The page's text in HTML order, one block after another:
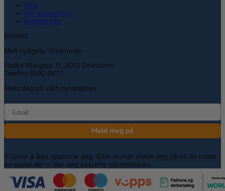
FAQ
Om KanonCon
Kontakt oss
Kontakt
Midt i gågata i Drammen
Nedre Storgate 11, 3015 Drammen
Telefon 9192 6677
Meld deg på vårt nyhetsbrev
email
Meld meg på
Vi lover å ikke spamme deg. Etter du har meldt deg på vil du motta
en epost der vi ber deg bekrefte påmeldelsen.